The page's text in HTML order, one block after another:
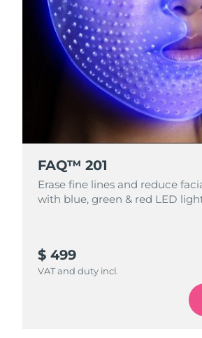
FAQ™ 201
Erase fine lines and reduce
with blue, green & red LED
$ 499
VAT and duty incl.